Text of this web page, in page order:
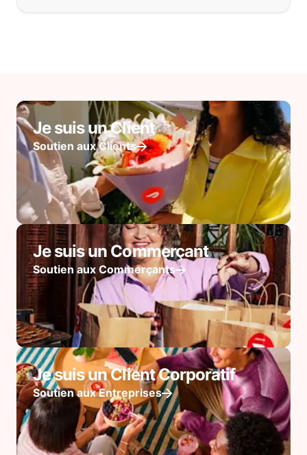
Je suis un Client
Soutien aux Clients
Je suis un Commerçant
Soutien aux Commerçants
Je suis un Client Corporatif
Soutien aux Entreprises